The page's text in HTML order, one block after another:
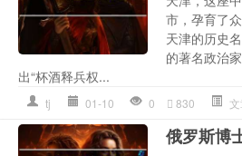
市，孕育了
天津的历史
的著名政治
出“杯酒释兵权...
tj 01-10 0 830
俄罗斯博